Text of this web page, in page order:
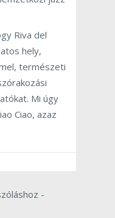
Riva del
hely,
természeti
Mi úgy
Ciao, azaz
-